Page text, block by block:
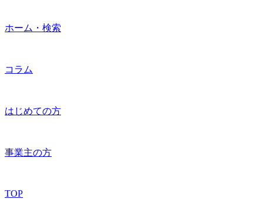
ホーム・検索
コラム
はじめての方
事業主の方
TOP